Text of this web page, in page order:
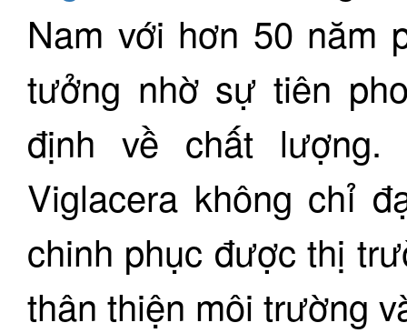
Nam với hơn 50 năm
tưởng nhờ sự tiên
định về chất
Viglacera không chỉ
chinh phục được thị
thân thiện môi trường